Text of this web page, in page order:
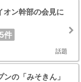
オン幹部の会見に
5件
話題
の「みそきん」